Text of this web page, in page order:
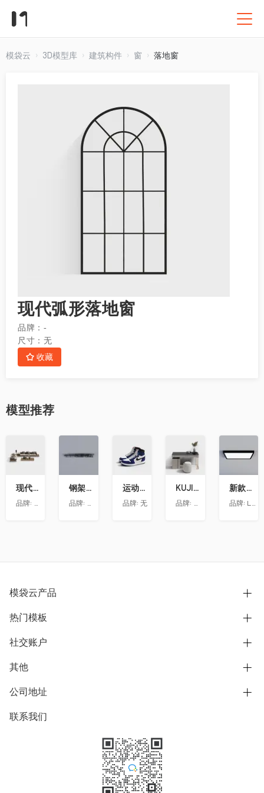
模袋云 3D模型库 建筑构件 窗 落地窗
现代弧形落地窗
品牌： -
尺寸： 无
收藏
模型推荐
藏
现代转角沙发组合模型ID 11005665-4
品牌:
朗饰墙纸
藏
钢架天花
品牌:
智策品牌策划
收
藏
运动鞋3-Hikj
品牌: 无
收
藏
KUJIALE-现代-梳妆台019
品牌:
梵客家装
藏
新款黑框方灯
品牌: LUDU绿都－全屋定制吊顶
模袋云产品
别墅设计营销
模型协同展示分享
别墅社区
别墅模板
热门模板
欧式别墅
中式别墅
日式别墅
社交账户
B站
抖音
微信公众号
其他
用户服务协议
隐私政策
公司地址
上海市浦东新区东方路1215-1217号
联系我们